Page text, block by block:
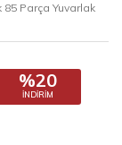
Parça Yuvarlak
%20
İNDIRIM